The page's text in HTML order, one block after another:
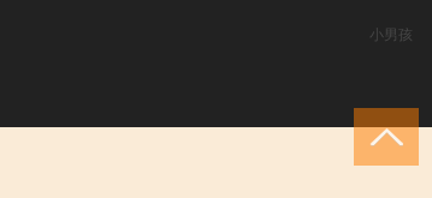
小男孩